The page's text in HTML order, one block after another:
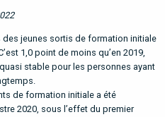
des jeunes sortis de formation initiale
1,0 point de moins qu’en 2019,
stable pour les personnes ayant
de formation initiale a été
2020, sous l’effet du premier